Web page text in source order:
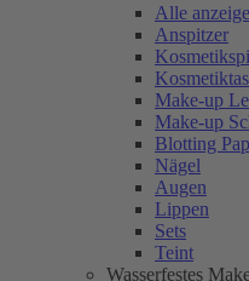
Alle
Anspitzer
Make-up
Make-up
Blotting
Nägel
Augen
Lippen
Sets
Teint
Wasserfestes